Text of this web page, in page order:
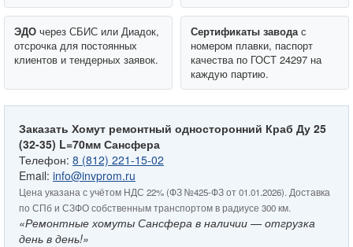
ЭДО через СБИС или Диадок,
отсрочка для постоянных
клиентов и тендерных заявок.
Сертификаты заводас
номером плавки, паспорт
качества по ГОСТ 24297 на
каждую партию.
Заказать Хомут ремонтный односторонний Краб Ду 25
(32-35) L=70мм Сансфера
Телефон: 8 (812) 221-15-02
Email: info@invprom.ru
Цена указана с учётом НДС 22% (ФЗ №425-ФЗ от 01.01.2026). Доставка
по СПб и СЗФО собственным транспортом в радиусе 300 км.
«Ремонтные хомуты Сансфера в наличии — отгрузка
день в день!»